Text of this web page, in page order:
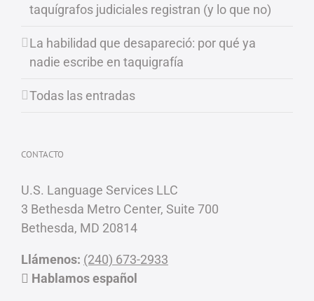
taquígrafos judiciales registran (y lo que no)
La habilidad que desapareció: por qué ya
nadie escribe en taquigrafía
Todas las entradas
CONTACTO
U.S. Language Services LLC
3 Bethesda Metro Center, Suite 700
Bethesda, MD 20814
Llámenos: (240) 673-2933
Hablamos español